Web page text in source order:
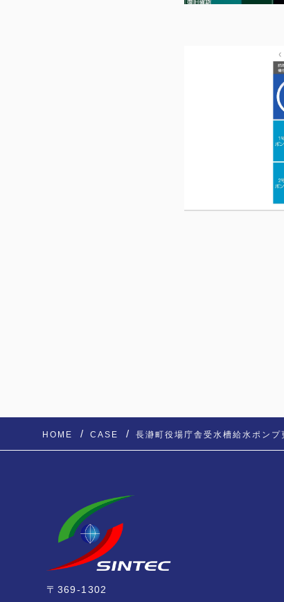
HOME CASE 長瀞町役場庁舎受水槽給水ポンプ
〒369-1302